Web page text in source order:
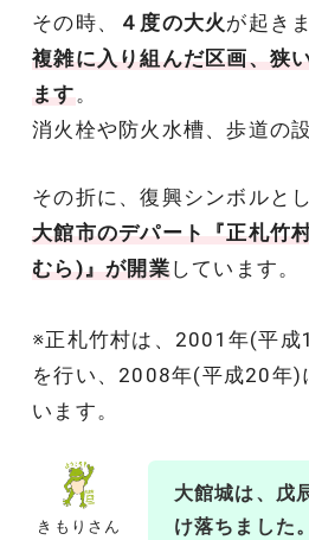
その時、
４度の大火 が起き
複雑に入り組んだ区画、狭
ます 。
消火栓や防火水槽、歩道の
その折に、復興シンボルと
大館市のデパート『正札竹
むら )』が開業 しています。
※正札竹村は、2001年(平成
を行い、2008年(平成20年)
います。
きもりさん
大館城は、戊
け落ちました。